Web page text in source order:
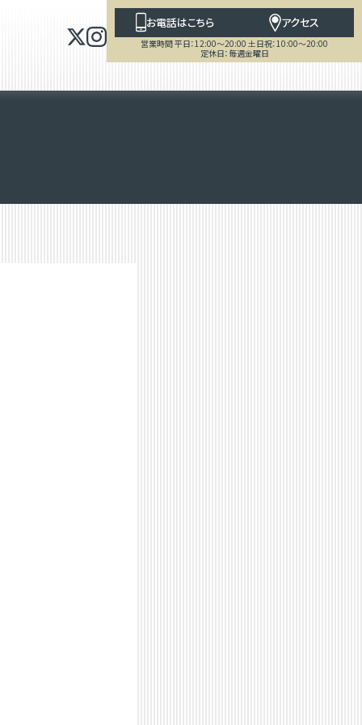
お電話はこちら アクセス
営業時間 平日：12:00～20:00 土日祝：10:00～20:00
定休日：毎週金曜日